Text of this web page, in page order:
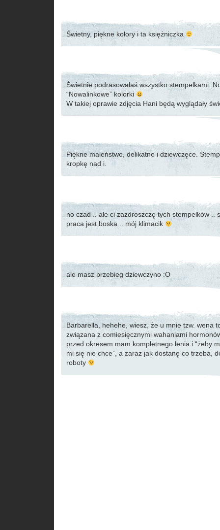
Świetny, piękne kolory i ta księżniczka
Świetnie podrasowałaś wszystko stempelkami.
“Nowalinkowe” kolorki
W takiej oprawie zdjęcia Hani będą wyglądały
Piękne maleństwo, delikatne i dziewczęce.
kropkę nad i.
no czad .. ale ci zazdroszczę tych stempelków
praca jest boska .. mój klimacik
ale masz przebieg dziewczyno :O
Barbarella, hehehe, wiesz, że u mnie tzw. wena
związana z comiesięcznymi wahaniami
przed okresem mam kompletnego lenia i “żeby
mi się nie chce”, a zaraz jak dostanę co trzeba,
roboty